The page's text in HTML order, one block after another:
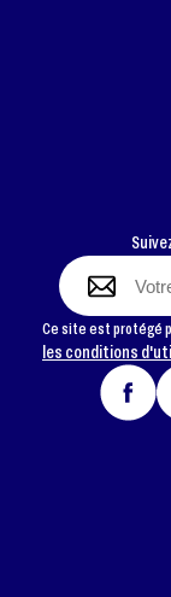
Ce site est protégé
les conditions